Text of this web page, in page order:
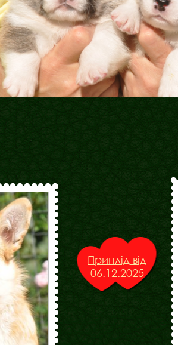
Приплід від
06.12.2025
Наші коргі
Дами Ордену
Кавалери Ордену